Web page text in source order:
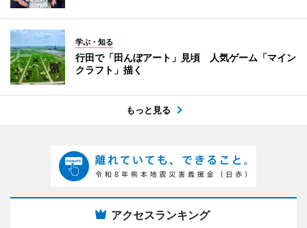
学ぶ・知る
行田で「田んぼアート」見頃 人気ゲーム「マイン
クラフト」描く
もっと見る
アクセスランキング